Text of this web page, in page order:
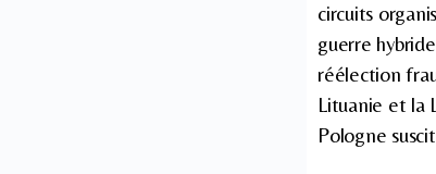
circuits
guerre
réélection
Lituanie et la
Pologne